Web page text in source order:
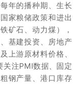
年的播种期、生长
家粮储政策和进出
矿石、动力煤），
基建投资、房地产
上游原材料价格、
关注PMI数据、固定
钢产量、港口库存